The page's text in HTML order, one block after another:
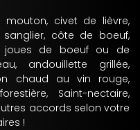
civet de lièvre,
côte de boeuf,
joues de boeuf ou de
andouillette grillée,
chaud au vin rouge,
Saint-nectaire,
accords selon votre
!